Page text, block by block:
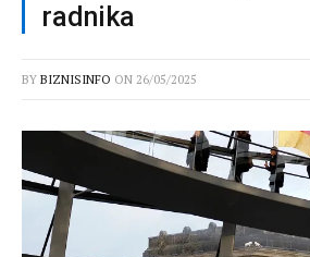
radnika
BY BIZNISINFO ON 26/05/2025